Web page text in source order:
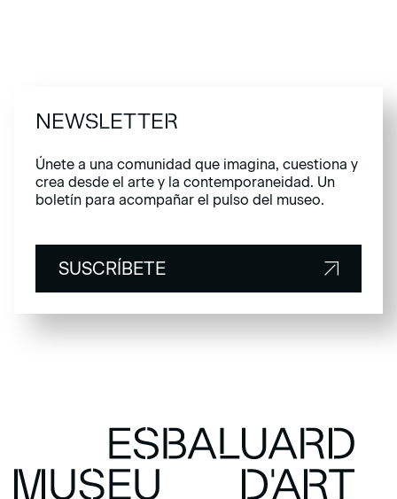
NEWSLETTER
Únete a una comunidad que imagina, cuestiona y
crea desde el arte y la contemporaneidad. Un
boletín para acompañar el pulso del museo.
SUSCRÍBETE
SUSCRÍBETE